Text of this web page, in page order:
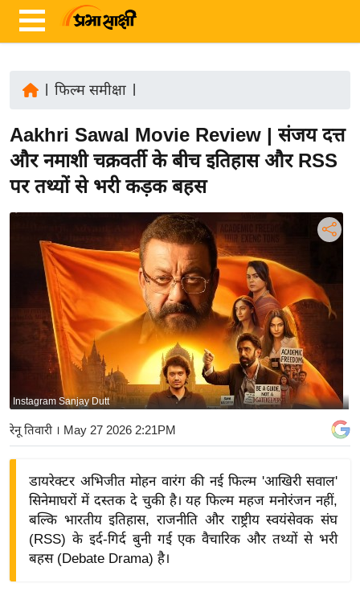
ज़ा
ख
र
ष्ट्री
बि
ज़
ने
द्यो
फिल्म समीक्षा
Aakhri Sawal Movie Review | संजय दत्त
और नमाशी चक्रवर्ती के बीच इतिहास और RSS
पर तथ्यों से भरी कड़क बहस
Instagram Sanjay Dutt
रेनू तिवारी । May 27 2026 2:21PM
डायरेक्टर अभिजीत मोहन वारंग की नई फिल्म 'आखिरी सवाल'
सिनेमाघरों में दस्तक दे चुकी है। यह फिल्म महज मनोरंजन नहीं,
बल्कि भारतीय इतिहास, राजनीति और राष्ट्रीय स्वयंसेवक संघ
(RSS) के इर्द-गिर्द बुनी गई एक वैचारिक और तथ्यों से भरी
बहस (Debate Drama) है।